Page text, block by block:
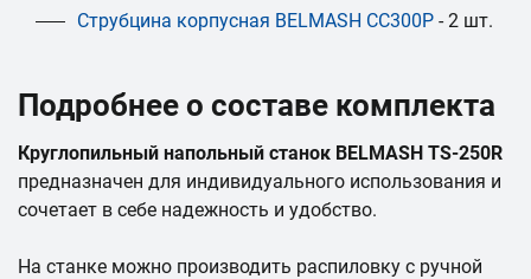
Струбцина корпусная BELMASH СС300P - 2 шт.
Подробнее о составе комплекта
Круглопильный напольный станок BELMASH TS-250R
предназначен для индивидуального использования и
сочетает в себе надежность и удобство.
На станке можно производить распиловку с ручной